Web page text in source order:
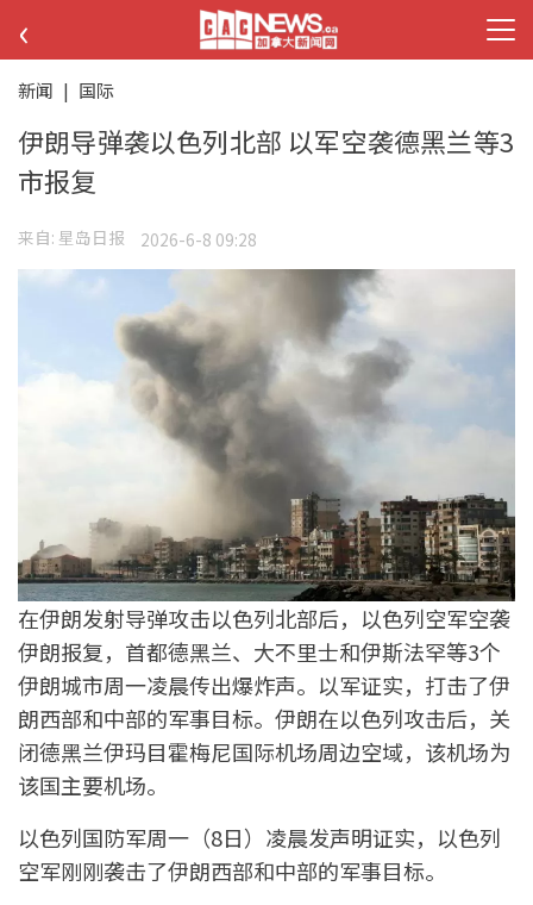
‹
新闻 | 国际
伊朗导弹袭以色列北部 以军空袭德黑兰等3
市报复
来自: 星岛日报 2026-6-8 09:28
在伊朗发射导弹攻击以色列北部后，以色列空军空袭
伊朗报复，首都德黑兰、大不里士和伊斯法罕等3个
伊朗城市周一凌晨传出爆炸声。以军证实，打击了伊
朗西部和中部的军事目标。伊朗在以色列攻击后，关
闭德黑兰伊玛目霍梅尼国际机场周边空域，该机场为
该国主要机场。
以色列国防军周一（8日）凌晨发声明证实，以色列
空军刚刚袭击了伊朗西部和中部的军事目标。